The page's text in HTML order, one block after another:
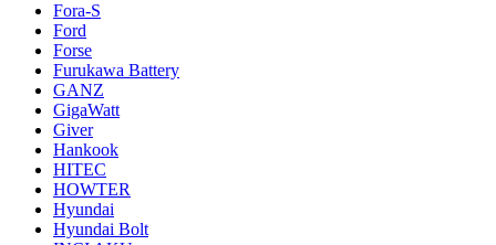
Fora-S
Ford
Forse
Furukawa Battery
GANZ
GigaWatt
Giver
Hankook
HITEC
HOWTER
Hyundai
Hyundai Bolt